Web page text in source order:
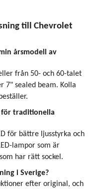
till Chevrolet
årsmodell av
från 50- och 60-talet
7" sealed beam. Kolla
för traditionella
för bättre ljusstyrka och
lampor som är
har rätt sockel.
i Sverige?
efter original, och